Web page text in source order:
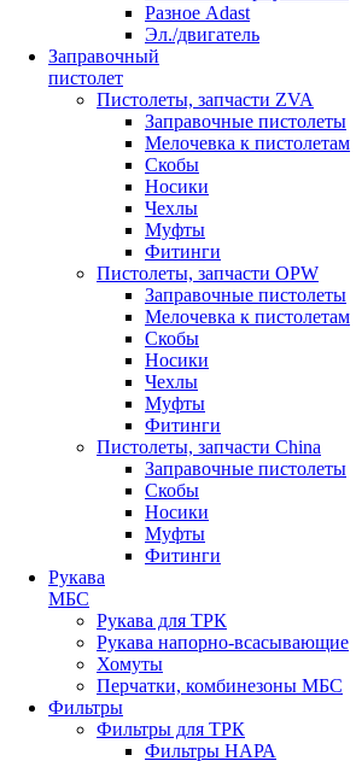
Разное Adast
Эл./двигатель
Заправочный
пистолет
Пистолеты, запчасти ZVA
Заправочные пистолеты
Мелочевка к пистолетам
Скобы
Носики
Чехлы
Муфты
Фитинги
Пистолеты, запчасти OPW
Заправочные пистолеты
Мелочевка к пистолетам
Скобы
Носики
Чехлы
Муфты
Фитинги
Пистолеты, запчасти China
Заправочные пистолеты
Скобы
Носики
Муфты
Фитинги
Рукава
МБС
Рукава для ТРК
Рукава напорно-всасывающие
Хомуты
Перчатки, комбинезоны МБС
Фильтры
Фильтры для ТРК
Фильтры НАРА